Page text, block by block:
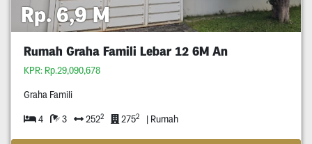
Rp. 6,9 M
Rumah Graha Famili Lebar 12 6M An
KPR: Rp.29,090,678
Graha Famili
4 3 2522 2752 | Rumah